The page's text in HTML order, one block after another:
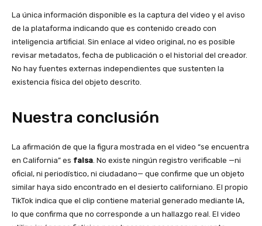
La única información disponible es la captura del video y el aviso
de la plataforma indicando que es contenido creado con
inteligencia artificial. Sin enlace al video original, no es posible
revisar metadatos, fecha de publicación o el historial del creador.
No hay fuentes externas independientes que sustenten la
existencia física del objeto descrito.
Nuestra conclusión
La afirmación de que la figura mostrada en el video “se encuentra
en California” es falsa . No existe ningún registro verificable —ni
oficial, ni periodístico, ni ciudadano— que confirme que un objeto
similar haya sido encontrado en el desierto californiano. El propio
TikTok indica que el clip contiene material generado mediante IA,
lo que confirma que no corresponde a un hallazgo real. El video